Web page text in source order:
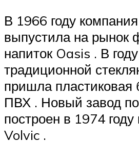
В 1966 году
выпустила на рынок
напиток Oasis . В
традиционной
пришла пластиковая
ПВХ . Новый завод
построен в 1974
Volvic .